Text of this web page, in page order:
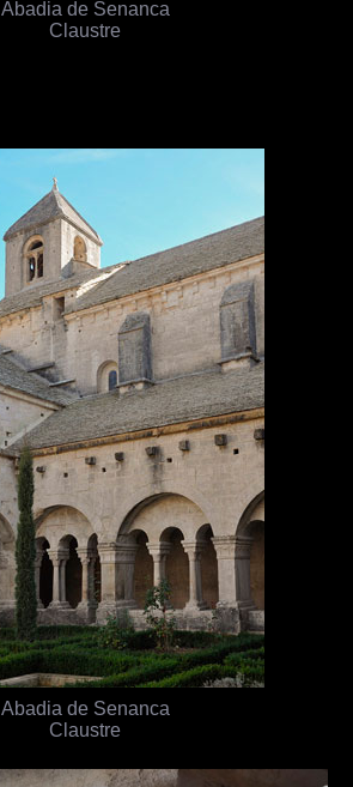
Abadia de Senanca
Claustre
Abadia de Senanca
Claustre